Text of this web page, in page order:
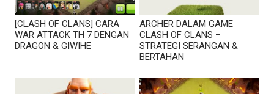
[CLASH OF CLANS] CARA
WAR ATTACK TH 7 DENGAN
DRAGON & GIWIHE
ARCHER DALAM GAME
CLASH OF CLANS –
STRATEGI SERANGAN &
BERTAHAN